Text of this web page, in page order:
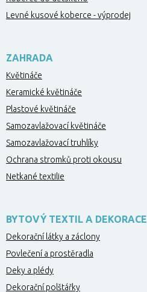
Levné kusové koberce - výprodej
ZAHRADA
Květináče
Keramické květináče
Plastové květináče
Samozavlažovací květináče
Samozavlažovací truhlíky
Ochrana stromků proti okousu
Netkané textilie
BYTOVÝ TEXTIL A DEKORACE
Dekorační látky a záclony
Povlečení a prostěradla
Deky a plédy
Dekorační polštářky